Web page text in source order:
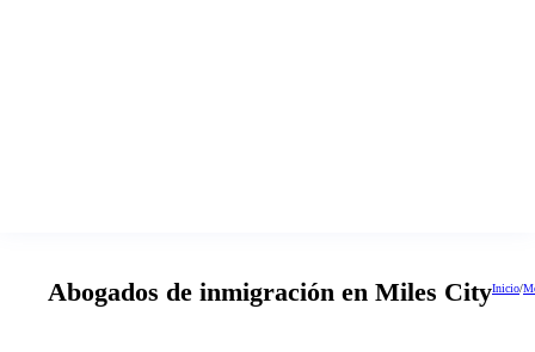
Abogados de inmigración en Miles CityInicio/